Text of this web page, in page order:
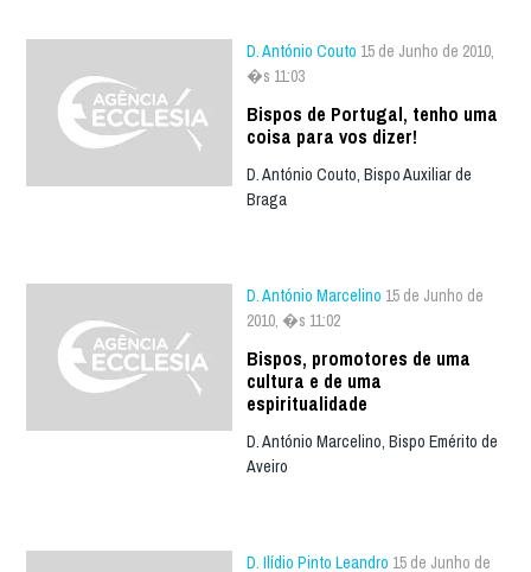
D. António Couto 15 de Junho de 2010,
�s 11:03
Bispos de Portugal, tenho uma
coisa para vos dizer!
D. António Couto, Bispo Auxiliar de
Braga
D. António Marcelino 15 de Junho de
2010, �s 11:02
Bispos, promotores de uma
cultura e de uma
espiritualidade
D. António Marcelino, Bispo Emérito de
Aveiro
D. Ilídio Pinto Leandro 15 de Junho de